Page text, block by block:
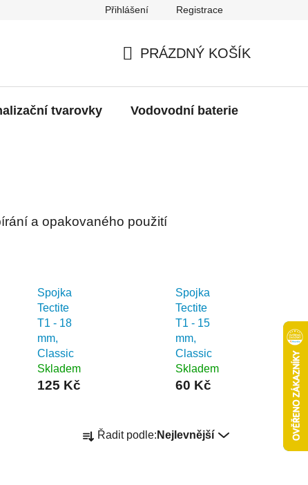
Přihlášení Registrace
KOŠÍK
PRÁZDNÝ KOŠÍK
tvarovky Vodovodní baterie
a opakovaného použití
Spojka
Tectite
T1 - 18
mm,
Classic
Skladem
125 Kč
Spojka
Tectite
T1 - 15
mm,
Classic
Skladem
60 Kč
a
Řadit podle: Nejlevnější